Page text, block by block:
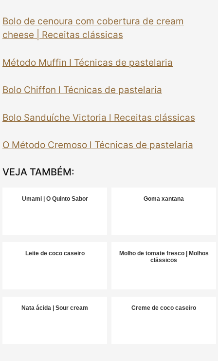
Bolo de cenoura com cobertura de cream
cheese | Receitas clássicas
Método Muffin I Técnicas de pastelaria
Bolo Chiffon l Técnicas de pastelaria
Bolo Sanduíche Victoria l Receitas clássicas
O Método Cremoso l Técnicas de pastelaria
VEJA TAMBÉM:
Umami | O Quinto Sabor Goma xantana
Leite de coco caseiro
Molho de tomate fresco | Molhos
clássicos
Nata ácida | Sour cream Creme de coco caseiro